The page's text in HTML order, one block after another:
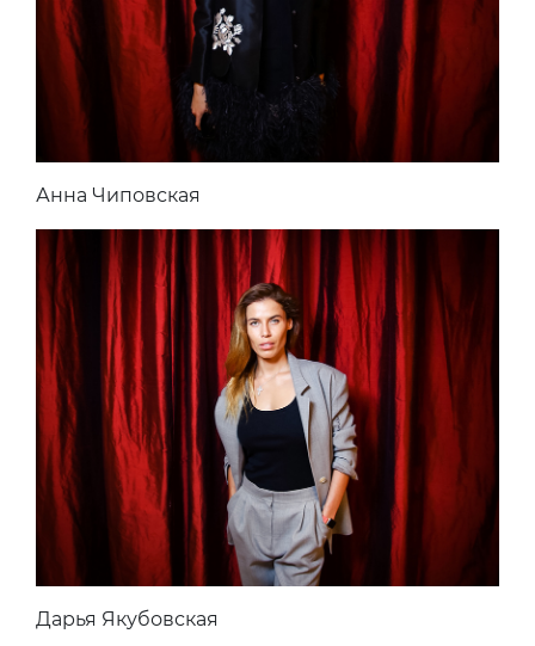
Анна Чиповская
Дарья Якубовская